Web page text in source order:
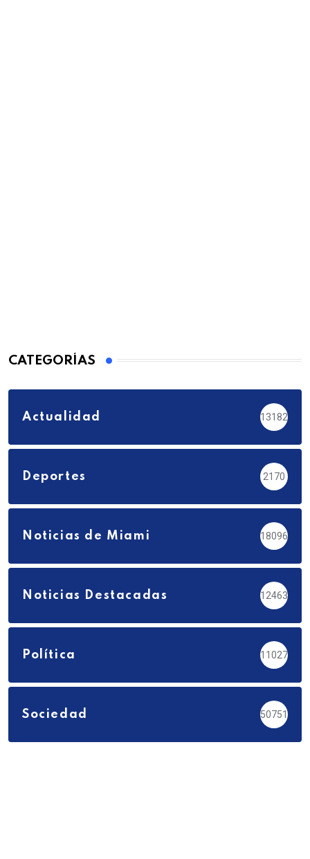
CATEGORÍAS
Actualidad 13182
Deportes 2170
Noticias de Miami 18096
Noticias Destacadas 12463
Política 11027
Sociedad 50751